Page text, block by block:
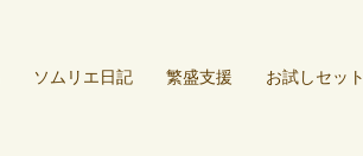
ソムリエ日記 繁盛支援 お試しセット